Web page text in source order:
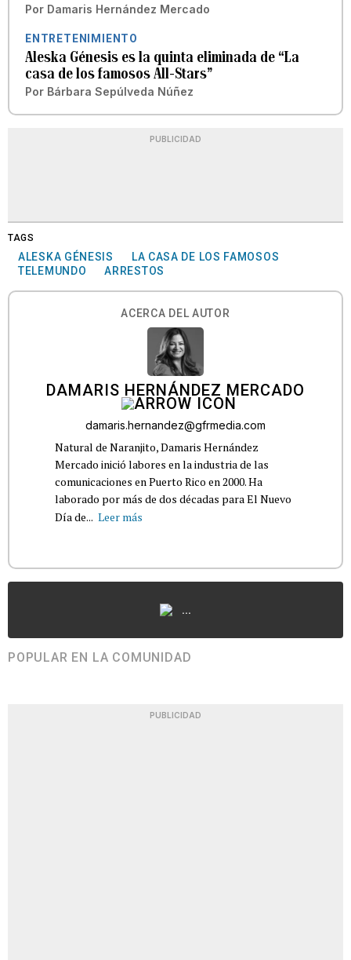
Por Damaris Hernández Mercado
ENTRETENIMIENTO
Aleska Génesis es la quinta eliminada de “La
casa de los famosos All-Stars”
Por Bárbara Sepúlveda Núñez
PUBLICIDAD
TAGS
ALESKA GÉNESIS
LA CASA DE LOS FAMOSOS
TELEMUNDO
ARRESTOS
ACERCA DEL AUTOR
DAMARIS HERNÁNDEZ MERCADO
damaris.hernandez@gfrmedia.com
Natural de Naranjito, Damaris Hernández
Mercado inició labores en la industria de las
comunicaciones en Puerto Rico en 2000. Ha
laborado por más de dos décadas para El Nuevo
Día de... Leer más
...
POPULAR EN LA COMUNIDAD
PUBLICIDAD